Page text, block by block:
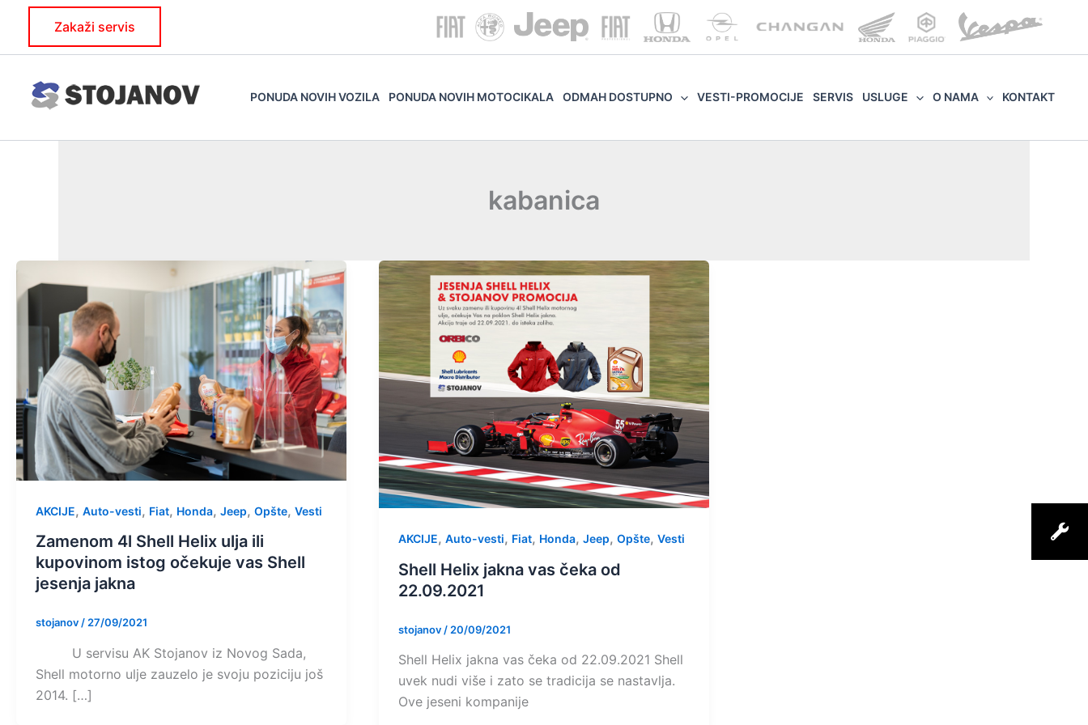
content
Zakaži servis
PONUDA NOVIH VOZILA PONUDA NOVIH MOTOCIKALA ODMAH DOSTUPNO VESTI-PROMOCIJE SERVIS USLUGE O NAMA KONTAKT
kabanica
AKCIJE, Auto-vesti, Fiat, Honda, Jeep, Opšte, Vesti
Zamenom 4l Shell Helix ulja ili
kupovinom istog očekuje vas Shell
jesenja jakna
stojanov/27/09/2021
U servisu AK Stojanov iz Novog Sada,
Shell motorno ulje zauzelo je svoju poziciju još
2014. […]
AKCIJE, Auto-vesti, Fiat, Honda, Jeep, Opšte, Vesti
Shell Helix jakna vas čeka od
22.09.2021
stojanov / 20/09/2021
Shell Helix jakna vas čeka od 22.09.2021 Shell
uvek nudi više i zato se tradicija se nastavlja.
Ove jeseni kompanije